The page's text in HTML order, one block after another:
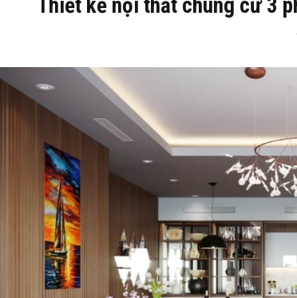
Thiết kế nội thất chung cư 3